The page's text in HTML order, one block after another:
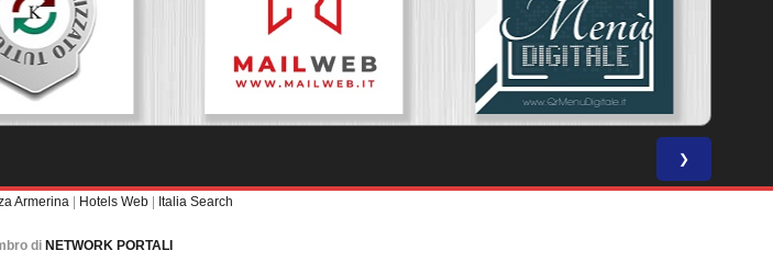
❯
Armerina | Hotels Web | Italia Search
di NETWORK PORTALI